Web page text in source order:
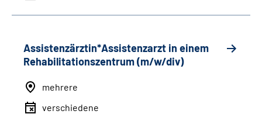
Assistenzärztin*Assistenzarzt in einem
Rehabilitationszentrum (m/w/div)
mehrere
verschiedene